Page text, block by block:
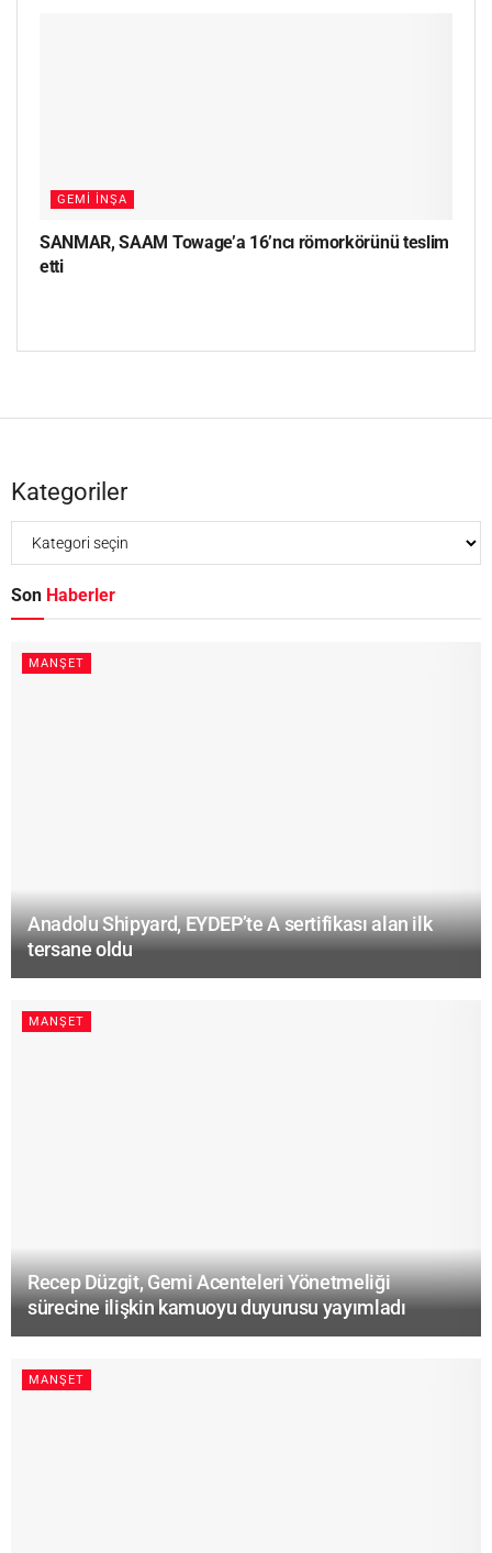
GEMI İNŞA
SANMAR, SAAM Towage’a 16’ncı römorkörünü teslim
etti
Kategoriler
Son Haberler
MANŞET
Anadolu Shipyard, EYDEP’te A sertifikası alan ilk
tersane oldu
MANŞET
Recep Düzgit, Gemi Acenteleri Yönetmeliği
sürecine ilişkin kamuoyu duyurusu yayımladı
MANŞET